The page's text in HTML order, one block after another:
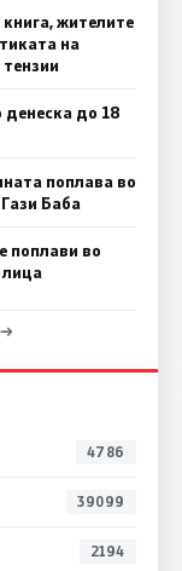
жителите
на
денеска до 18
поплава во
Баба
поплави во
лица
4786
39099
2194